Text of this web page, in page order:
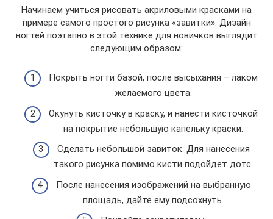
Начинаем учиться рисовать акриловыми красками на
примере самого простого рисунка «завитки». Дизайн
ногтей поэтапно в этой технике для новичков выглядит
следующим образом:
Покрыть ногти базой, после высыхания – лаком
желаемого цвета.
Окунуть кисточку в краску, и нанести кисточкой
на покрытие небольшую капельку краски.
Сделать небольшой завиток. Для нанесения
такого рисунка помимо кисти подойдет дотс.
После нанесения изображений на выбранную
площадь, дайте ему подсохнуть.